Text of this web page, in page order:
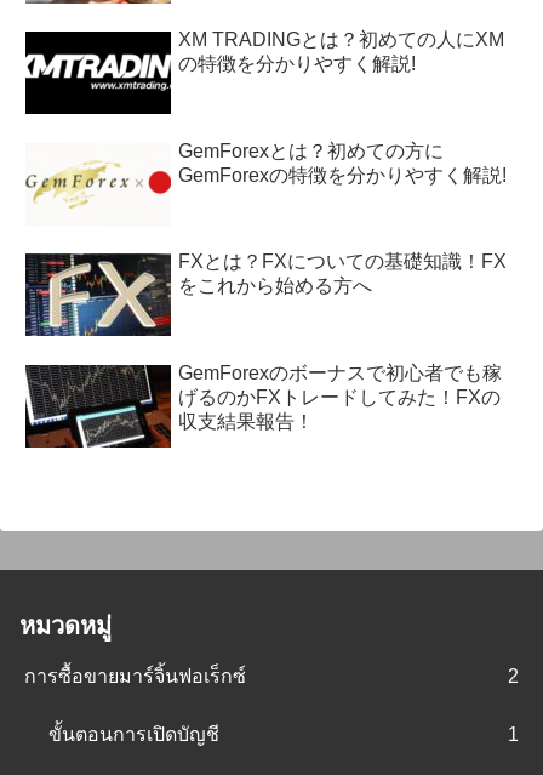
XM TRADINGとは？初めての人にXM
の特徴を分かりやすく解説!
GemForexとは？初めての方に
GemForexの特徴を分かりやすく解説!
FXとは？FXについての基礎知識！FX
をこれから始める方へ
GemForexのボーナスで初心者でも稼
げるのかFXトレードしてみた！FXの
収支結果報告！
หมวดหมู่
การซื้อขายมาร์จิ้นฟอเร็กซ์ 2
ขั้นตอนการเปิดบัญชี 1